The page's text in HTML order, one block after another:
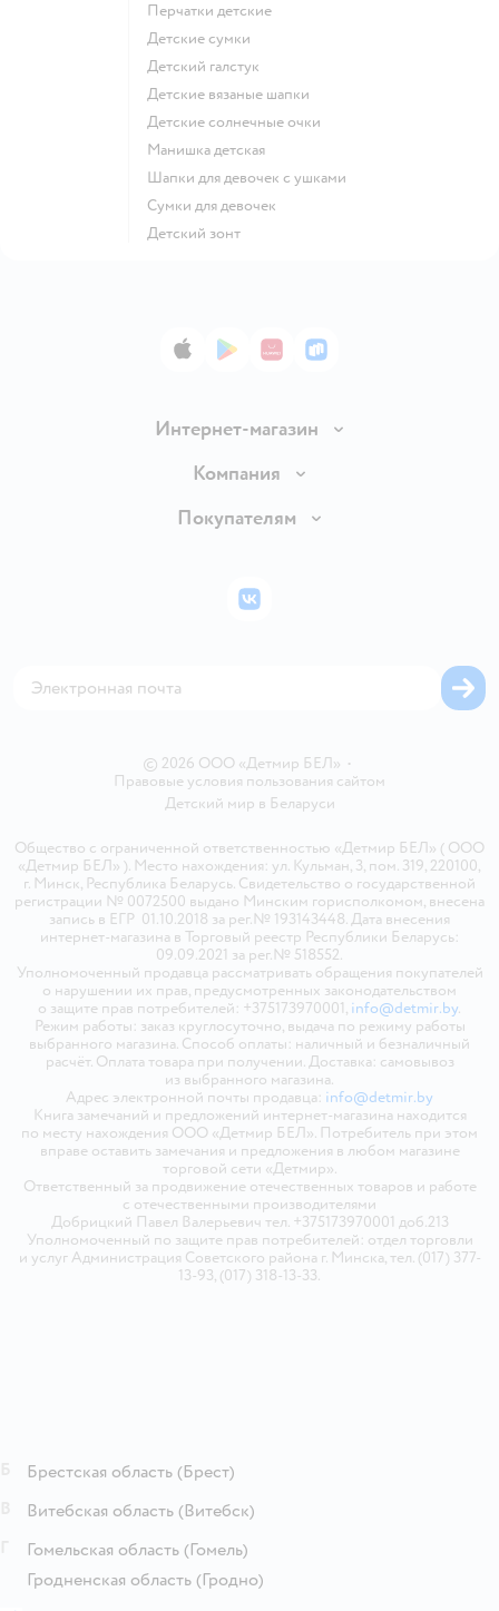
Перчатки детские
Детские сумки
Детский галстук
Детские вязаные шапки
Детские солнечные очки
Манишка детская
Шапки для девочек с ушками
Сумки для девочек
Детский зонт
App StoreGoogle Play
AppGallery
RuStore
Интернет-магазин
Доставка и оплата
Правила продажи
Политика использования файлов cookie
Компания
Вакансии
Покупателям
Бонусные карты
© 2026 ООО «Детмир БЕЛ» •
Правовые условия пользования сайтом
Детский мир в Беларуси
Общество с ограниченной ответственностью «Детмир БЕЛ» ( ООО
«Детмир БЕЛ» ). Место нахождения: ул. Кульман, 3, пом. 319, 220100,
г. Минск, Республика Беларусь. Свидетельство о государственной
регистрации № 0072500 выдано Минским горисполкомом, внесена
запись в ЕГР 01.10.2018 за рег.№ 193143448. Дата внесения
интернет-магазина в Торговый реестр Республики Беларусь:
09.09.2021 за рег.№ 518552.
Уполномоченный продавца рассматривать обращения покупателей
о нарушении их прав, предусмотренных законодательством
о защите прав потребителей: +375173970001, info@detmir.by.
Режим работы: заказ круглосуточно, выдача по режиму работы
выбранного магазина. Способ оплаты: наличный и безналичный
расчёт. Оплата товара при получении. Доставка: самовывоз
из выбранного магазина.
Адрес электронной почты продавца: info@detmir.by
Книга замечаний и предложений интернет-магазина находится
по месту нахождения ООО «Детмир БЕЛ». Потребитель при этом
вправе оставить замечания и предложения в любом магазине
торговой сети «Детмир».
Ответственный за продвижение отечественных товаров и работе
с отечественными производителями
Добрицкий Павел Валерьевич тел. +375173970001 доб.213
Уполномоченный по защите прав потребителей: отдел торговли
и услуг Администрация Советского района г. Минска, тел. (017) 377-
13-93, (017) 318-13-33.
ВКонтакте
Брестская область (Брест)
Витебская область (Витебск)
Гомельская область (Гомель)
Гродненская область (Гродно)